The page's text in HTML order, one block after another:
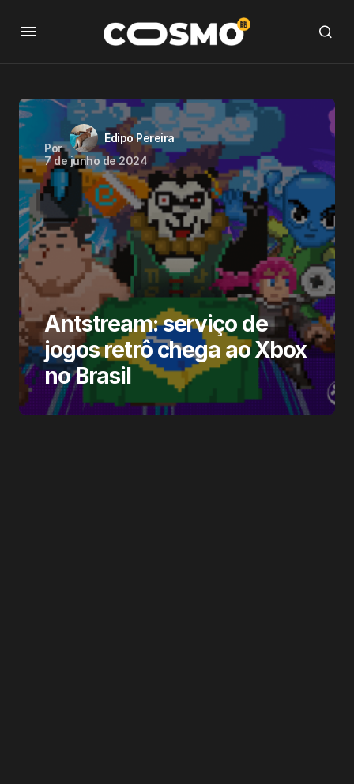
Por
Edipo Pereira
7 de junho de 2024
Antstream: serviço de
jogos retrô chega ao Xbox
no Brasil